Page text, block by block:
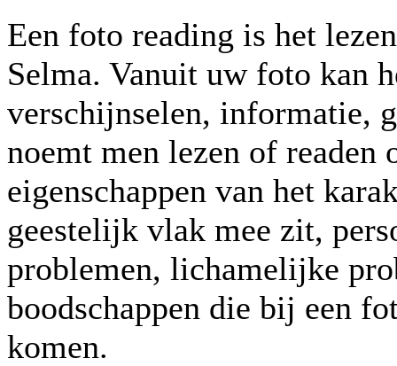
Een foto reading is het
Selma. Vanuit uw foto kan
verschijnselen, informatie,
noemt men lezen of readen
eigenschappen van het
geestelijk vlak mee zit,
problemen, lichamelijke
boodschappen die bij een
komen.